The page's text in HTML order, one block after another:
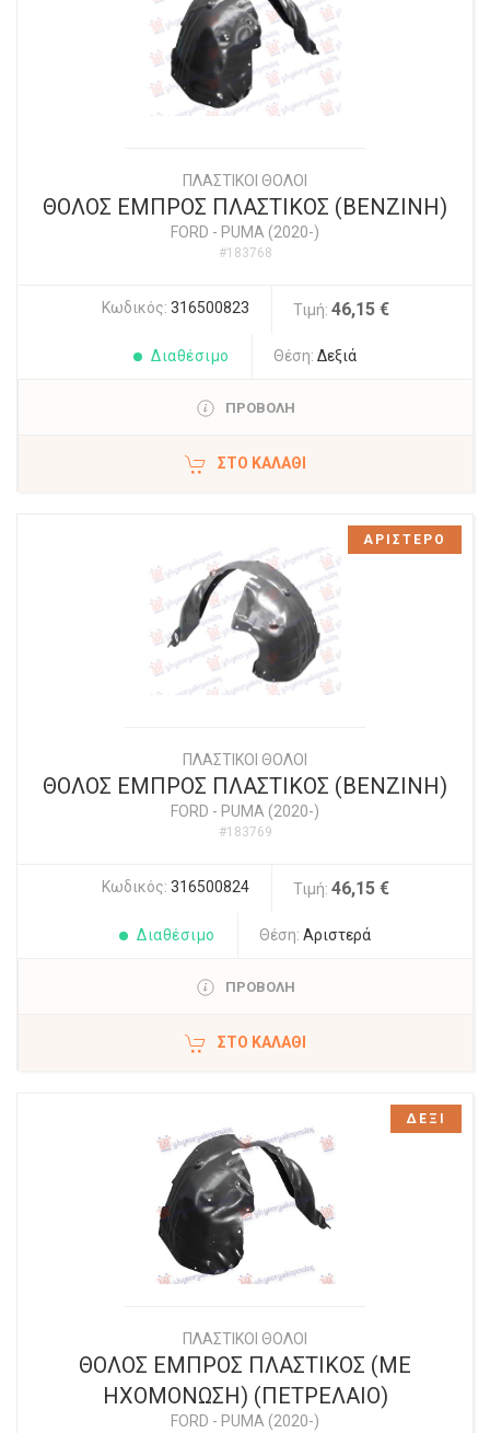
ΠΛΑΣΤΙΚΟΙ ΘΟΛΟΙ
ΘΟΛΟΣ ΕΜΠΡΟΣ ΠΛΑΣΤΙΚΟΣ (ΒΕΝΖΙΝΗ)
FORD - PUMA (2020-)
#183768
Κωδικός: 316500823 Τιμή: 46,15 €
Διαθέσιμο Θέση: Δεξιά
ΠΡΟΒΟΛΗ
ΣΤΟ ΚΑΛΆΘΙ
ΠΛΑΣΤΙΚΟΙ ΘΟΛΟΙ
ΘΟΛΟΣ ΕΜΠΡΟΣ ΠΛΑΣΤΙΚΟΣ (ΒΕΝΖΙΝΗ)
FORD - PUMA (2020-)
#183769
Κωδικός: 316500824 Τιμή: 46,15 €
Διαθέσιμο Θέση: Αριστερά
ΠΡΟΒΟΛΗ
ΣΤΟ ΚΑΛΆΘΙ
ΑΡΙΣΤΕΡΟ
ΠΛΑΣΤΙΚΟΙ ΘΟΛΟΙ
ΘΟΛΟΣ ΕΜΠΡΟΣ ΠΛΑΣΤΙΚΟΣ (ΜΕ
ΗΧΟΜΟΝΩΣΗ) (ΠΕΤΡΕΛΑΙΟ)
FORD - PUMA (2020-)
ΔΕΞΙ